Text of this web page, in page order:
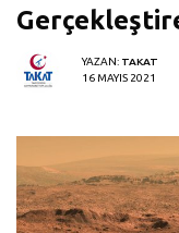
YAZAN: TAKAT
16 MAYIS 2021